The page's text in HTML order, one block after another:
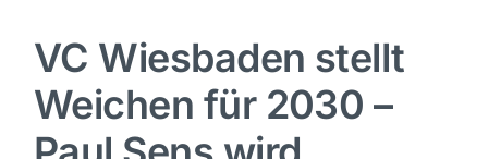
Politik
Wirtschaft
VC Wiesbaden stellt
Weichen für 2030 –